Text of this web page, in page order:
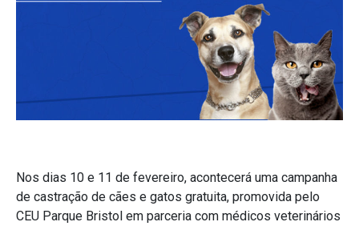
Nos dias 10 e 11 de fevereiro, acontecerá uma campanha
de castração de cães e gatos gratuita, promovida pelo
CEU Parque Bristol em parceria com médicos veterinários